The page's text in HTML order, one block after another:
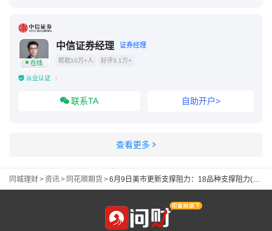
在线
中信证券经理 证券经理
帮助10万+人 好评3.1万+
从业认证
联系TA 自助开户>
查看更多
同城理财>资讯> 同花顺期货>